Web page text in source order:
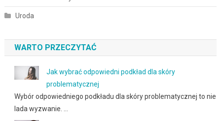
Uroda
WARTO PRZECZYTAĆ
Jak wybrać odpowiedni podkład dla skóry
problematycznej
Wybór odpowiedniego podkładu dla skóry problematycznej to nie
lada wyzwanie. …